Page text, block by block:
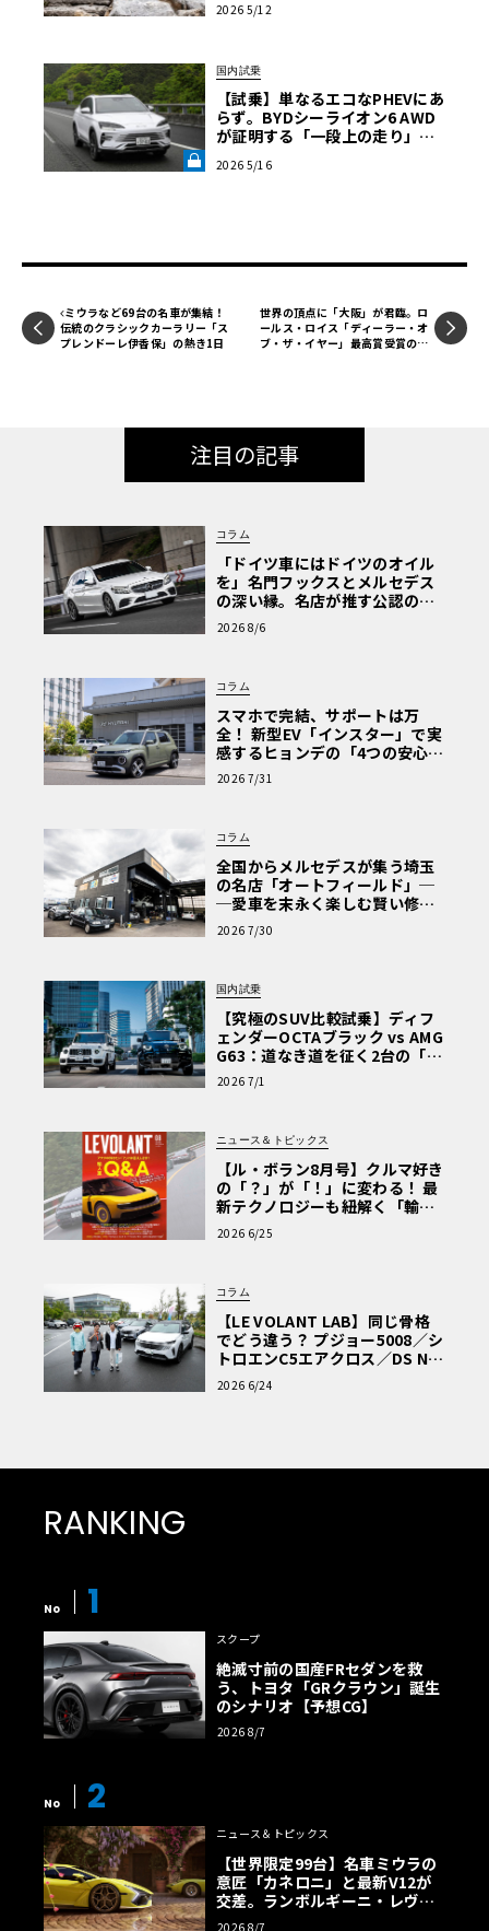
2026 5/12
国内試乗
【試乗】単なるエコなPHEVにあ
らず。BYDシーライオン6 AWD
が証明する「一段上の走り」と
2026 5/16
ミウラなど69台の名車が集結！
伝統のクラシックカーラリー「ス
プレンドーレ伊香保」の熱き1日
世界の頂点に「大阪」が君臨。ロ
ールス・ロイス「ディーラー・オ
ブ・ザ・イヤー」最高賞受賞の快
注目の記事
コラム
「ドイツ車にはドイツのオイル
を」名門フックスとメルセデス
の深い縁。名店が推す公認の安
心と、Cクラスで味わうシルキー
な走り〈PR〉
2026 8/6
コラム
スマホで完結、サポートは万
全！ 新型EV「インスター」で実
感するヒョンデの「4つの安心」
【第1回・ヒョンデ6つの疑問：
Why? Hyundai?】〈PR〉
2026 7/31
コラム
全国からメルセデスが集う埼玉
の名店「オートフィールド」─
─愛車を末永く楽しむ賢い修理
術と、プロがフックス製オイル
を選ぶ理由〈PR〉
2026 7/30
国内試乗
【究極のSUV比較試乗】ディフ
ェンダーOCTAブラック vs AMG
G63：道なき道を征く2台の「対
極的アプローチ」
2026 7/1
ニュース＆トピックス
【ル・ボラン8月号】クルマ好き
の「？」が「！」に変わる！ 最
新テクノロジーも紐解く「輸入
車Q&A」
2026 6/25
コラム
【LE VOLANT LAB】同じ骨格
でどう違う？ プジョー5008／シ
トロエンC5エアクロス／DS Nº4
読者一気乗りレポート
2026 6/24
RANKING
No 1
スクープ
絶滅寸前の国産FRセダンを救
う、トヨタ「GRクラウン」誕生
のシナリオ【予想CG】
2026 8/7
No 2
ニュース＆トピックス
【世界限定99台】名車ミウラの
意匠「カネロニ」と最新V12が
交差。ランボルギーニ・レヴエ
ルトに60周年記念車が登場
2026 8/7